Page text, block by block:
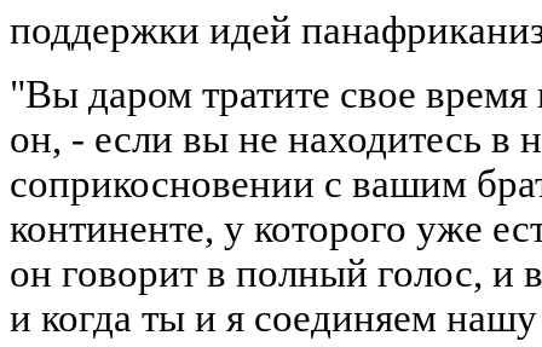
поддержки идей
"Вы даром тратите свое время
он, - если вы не находитесь в
соприкосновении с вашим
континенте, у которого уже
он говорит в полный голос, и
и когда ты и я соединяем